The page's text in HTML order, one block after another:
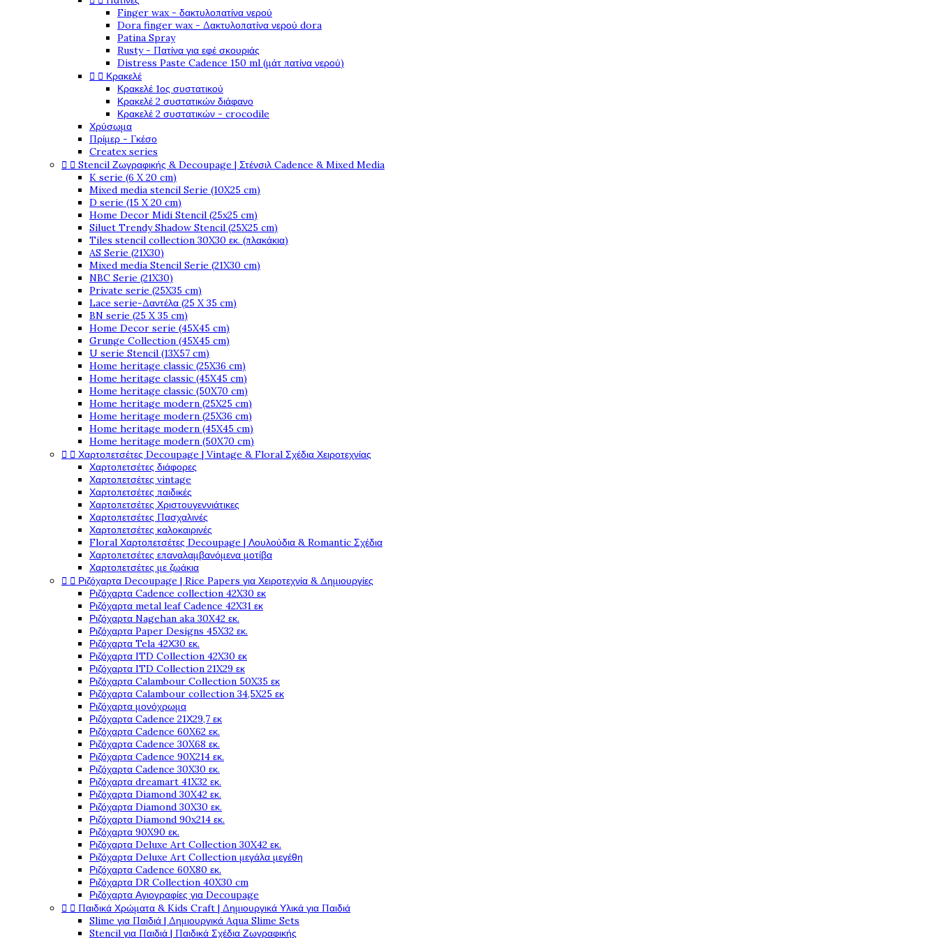
Finger wax - δακτυλοπατίνα νερού
Dora finger wax - Δακτυλοπατίνα νερού dora
Patina Spray
Rusty - Πατίνα για εφέ σκουριάς
Distress Paste Cadence 150 ml (μάτ πατίνα νερού)
  Κρακελέ
Κρακελέ 1ος συστατικού
Κρακελέ 2 συστατικών διάφανο
Κρακελέ 2 συστατικών - crocodile
Χρύσωμα
Πρίμερ - Γκέσο
Createx series
  Stencil Ζωγραφικής & Decoupage | Στένσιλ Cadence & Mixed Media
K serie (6 X 20 cm)
Mixed media stencil Serie (10X25 cm)
D serie (15 X 20 cm)
Home Decor Midi Stencil (25x25 cm)
Siluet Trendy Shadow Stencil (25X25 cm)
Tiles stencil collection 30X30 εκ. (πλακάκια)
AS Serie (21X30)
Mixed media Stencil Serie (21X30 cm)
NBC Serie (21X30)
Private serie (25X35 cm)
Lace serie-Δαντέλα (25 X 35 cm)
BN serie (25 X 35 cm)
Home Decor serie (45X45 cm)
Grunge Collection (45X45 cm)
U serie Stencil (13X57 cm)
Home heritage classic (25X36 cm)
Home heritage classic (45X45 cm)
Home heritage classic (50X70 cm)
Home heritage modern (25X25 cm)
Home heritage modern (25X36 cm)
Home heritage modern (45X45 cm)
Home heritage modern (50X70 cm)
  Χαρτοπετσέτες Decoupage | Vintage & Floral Σχέδια Χειροτεχνίας
Χαρτοπετσέτες διάφορες
Χαρτοπετσέτες vintage
Χαρτοπετσέτες παιδικές
Χαρτοπετσέτες Χριστουγεννιάτικες
Χαρτοπετσέτες Πασχαλινές
Χαρτοπετσέτες καλοκαιρινές
Floral Χαρτοπετσέτες Decoupage | Λουλούδια & Romantic Σχέδια
Χαρτοπετσέτες επαναλαμβανόμενα μοτίβα
Χαρτοπετσέτες με ζωάκια
  Ριζόχαρτα Decoupage | Rice Papers για Χειροτεχνία & Δημιουργίες
Ριζόχαρτα Cadence collection 42X30 εκ
Ριζόχαρτα metal leaf Cadence 42X31 εκ
Ριζόχαρτα Nagehan aka 30X42 εκ.
Ριζόχαρτα Paper Designs 45X32 εκ.
Ριζόχαρτα Tela 42Χ30 εκ.
Ριζόχαρτα ITD Collection 42X30 εκ
Ριζόχαρτα ITD Collection 21X29 εκ
Ριζόχαρτα Calambour Collection 50X35 εκ
Ριζόχαρτα Calambour collection 34,5X25 εκ
Ριζόχαρτα μονόχρωμα
Ριζόχαρτα Cadence 21Χ29,7 εκ
Ριζόχαρτα Cadence 60X62 εκ.
Ριζόχαρτα Cadence 30X68 εκ.
Ριζόχαρτα Cadence 90X214 εκ.
Ριζόχαρτα Cadence 30X30 εκ.
Ριζόχαρτα dreamart 41X32 εκ.
Ριζόχαρτα Diamond 30X42 εκ.
Ριζόχαρτα Diamond 30X30 εκ.
Ριζόχαρτα Diamond 90x214 εκ.
Ριζόχαρτα 90X90 εκ.
Ριζόχαρτα Deluxe Art Collection 30X42 εκ.
Ριζόχαρτα Deluxe Art Collection μεγάλα μεγέθη
Ριζόχαρτα Cadence 60X80 εκ.
Ριζόχαρτα DR Collection 40X30 cm
Ριζόχαρτα Αγιογραφίες για Decoupage
  Παιδικά Χρώματα & Kids Craft | Δημιουργικά Υλικά για Παιδιά
Slime για Παιδιά | Δημιουργικά Aqua Slime Sets
Stencil για Παιδιά | Παιδικά Σχέδια Ζωγραφικής